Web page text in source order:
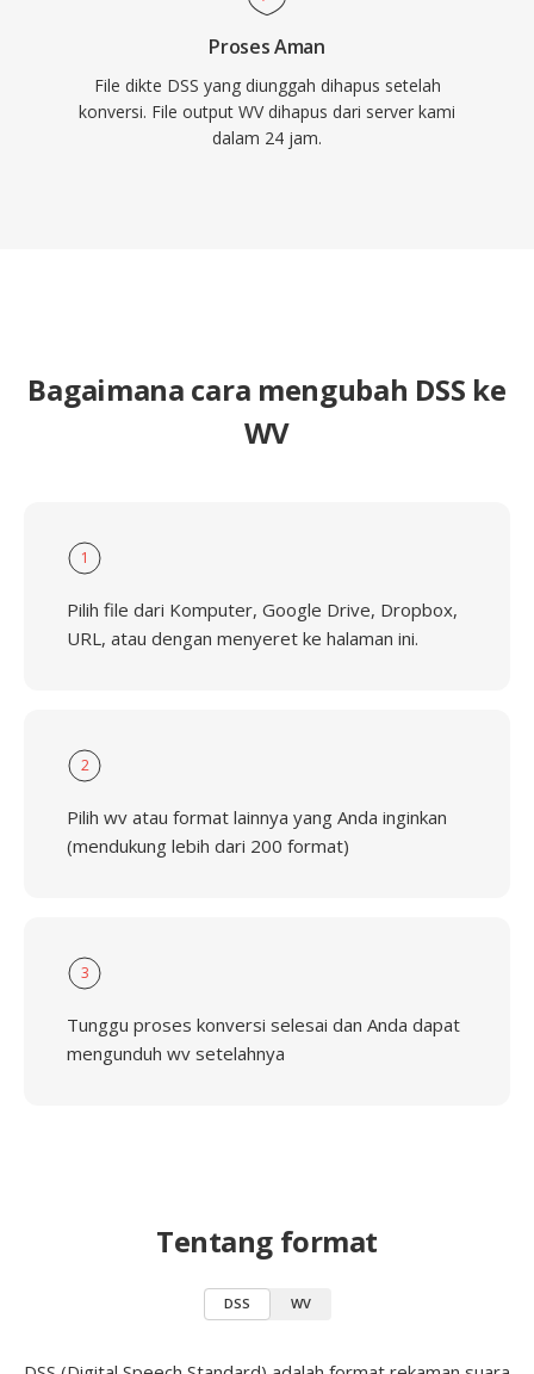
Proses Aman
File dikte DSS yang diunggah dihapus setelah
konversi. File output WV dihapus dari server kami
dalam 24 jam.
Bagaimana cara mengubah DSS ke
WV
1
Pilih file dari Komputer, Google Drive, Dropbox,
URL, atau dengan menyeret ke halaman ini.
2
Pilih wv atau format lainnya yang Anda inginkan
(mendukung lebih dari 200 format)
3
Tunggu proses konversi selesai dan Anda dapat
mengunduh wv setelahnya
Tentang format
DSS WV